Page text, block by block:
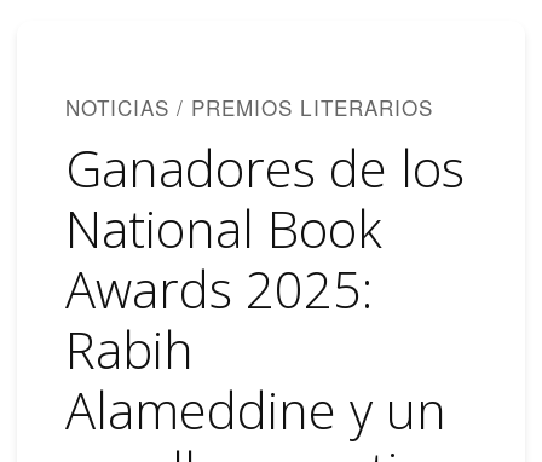
NOTICIAS / PREMIOS LITERARIOS
Ganadores de los
National Book
Awards 2025:
Rabih
Alameddine y un